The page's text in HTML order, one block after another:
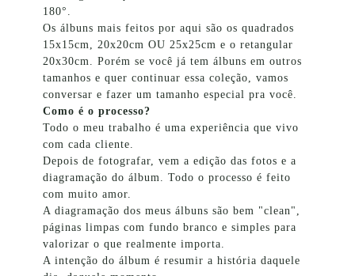
180°.
Os álbuns mais feitos por aqui são os quadrados
15x15cm, 20x20cm OU 25x25cm e o retangular
20x30cm. Porém se você já tem álbuns em outros
tamanhos e quer continuar essa coleção, vamos
conversar e fazer um tamanho especial pra você.
Como é o processo?
Todo o meu trabalho é uma experiência que vivo
com cada cliente.
Depois de fotografar, vem a edição das fotos e a
diagramação do álbum. Todo o processo é feito
com muito amor.
A diagramação dos meus álbuns são bem "clean",
páginas limpas com fundo branco e simples para
valorizar o que realmente importa.
A intenção do álbum é resumir a história daquele